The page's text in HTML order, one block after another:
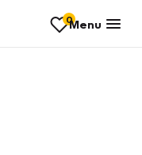
0Menu